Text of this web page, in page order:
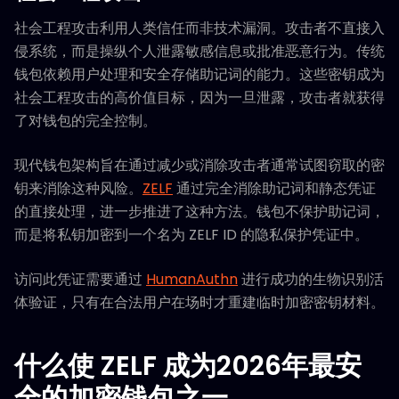
社会工程攻击利用人类信任而非技术漏洞。攻击者不直接入
侵系统，而是操纵个人泄露敏感信息或批准恶意行为。传统
钱包依赖用户处理和安全存储助记词的能力。这些密钥成为
社会工程攻击的高价值目标，因为一旦泄露，攻击者就获得
了对钱包的完全控制。
现代钱包架构旨在通过减少或消除攻击者通常试图窃取的密
钥来消除这种风险。 ZELF 通过完全消除助记词和静态凭证
的直接处理，进一步推进了这种方法。钱包不保护助记词，
而是将私钥加密到一个名为 ZELF ID 的隐私保护凭证中。
访问此凭证需要通过 HumanAuthn进行成功的生物识别活
体验证，只有在合法用户在场时才重建临时加密密钥材料。
什么使 ZELF 成为2026年最安